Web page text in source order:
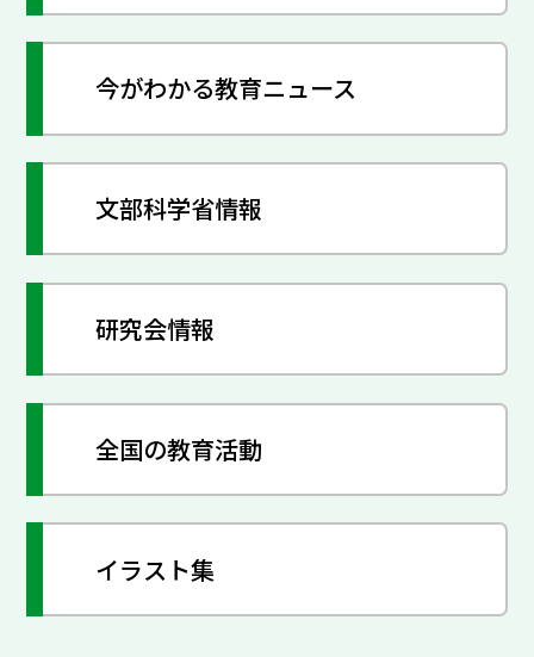
今がわかる教育ニュース
文部科学省情報
研究会情報
全国の教育活動
イラスト集